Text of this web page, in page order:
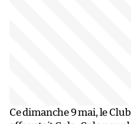
Ce dimanche 9 mai, le